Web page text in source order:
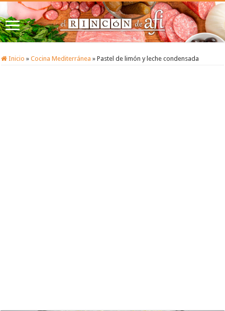
Inicio » Cocina Mediterránea » Pastel de limón y leche condensada